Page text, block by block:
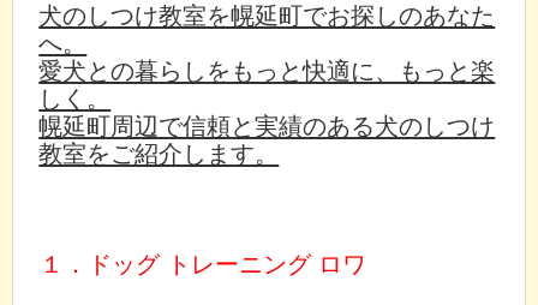
犬のしつけ教室を幌延町でお探しのあなた
へ。
愛犬との暮らしをもっと快適に、もっと楽
しく。
幌延町周辺で信頼と実績のある犬のしつけ
教室をご紹介します。
１．ドッグ トレーニング ロワ